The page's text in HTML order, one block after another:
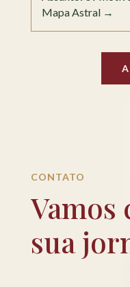
Mapa Astral→
CONTATO
Vamos
sua